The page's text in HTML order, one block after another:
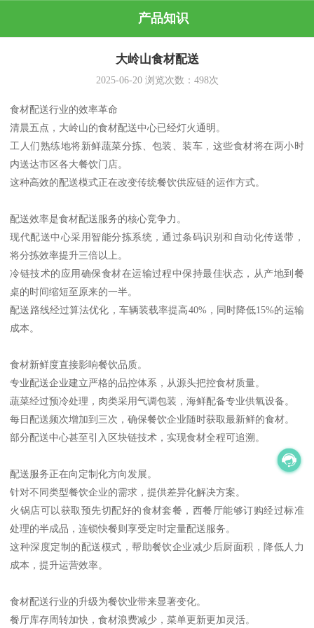
产品知识
大岭山食材配送
2025-06-20浏览次数： 498次
食材配送行业的效率革命
清晨五点，大岭山的食材配送中心已经灯火通明。
工人们熟练地将新鲜蔬菜分拣、包装、装车，这些食材将在两小时
内送达市区各大餐饮门店。
这种高效的配送模式正在改变传统餐饮供应链的运作方式。
配送效率是食材配送服务的核心竞争力。
现代配送中心采用智能分拣系统，通过条码识别和自动化传送带，
将分拣效率提升三倍以上。
冷链技术的应用确保食材在运输过程中保持最佳状态，从产地到餐
桌的时间缩短至原来的一半。
配送路线经过算法优化，车辆装载率提高40%，同时降低15%的运输
成本。
食材新鲜度直接影响餐饮品质。
专业配送企业建立严格的品控体系，从源头把控食材质量。
蔬菜经过预冷处理，肉类采用气调包装，海鲜配备专业供氧设备。
每日配送频次增加到三次，确保餐饮企业随时获取最新鲜的食材。
部分配送中心甚至引入区块链技术，实现食材全程可追溯。
配送服务正在向定制化方向发展。
针对不同类型餐饮企业的需求，提供差异化解决方案。
火锅店可以获取预先切配好的食材套餐，西餐厅能够订购经过标准
处理的半成品，连锁快餐则享受定时定量配送服务。
这种深度定制的配送模式，帮助餐饮企业减少后厨面积，降低人力
成本，提升运营效率。
食材配送行业的升级为餐饮业带来显著变化。
餐厅库存周转加快，食材浪费减少，菜单更新更加灵活。